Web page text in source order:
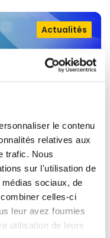
le contenu
relatives aux
trafic. Nous
sur l'utilisation de
sociaux, de
celles-ci
leur avez fournies
utilisation de leurs
SUR LA
Actualités
à accélérer la